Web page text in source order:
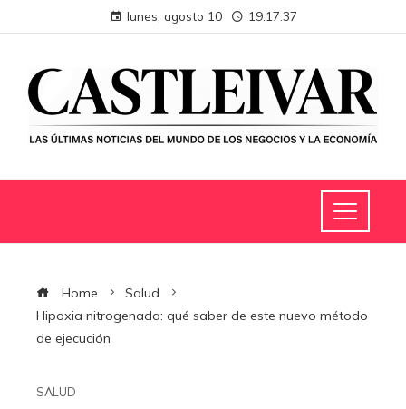
lunes, agosto 10 19:17:38
Home
Salud
Hipoxia nitrogenada: qué saber de este nuevo método
de ejecución
SALUD